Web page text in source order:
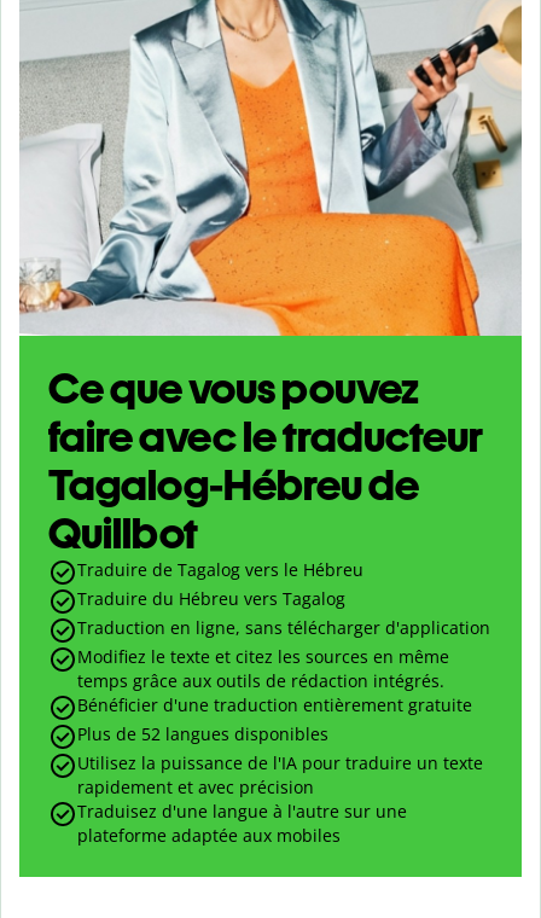
Ce que vous pouvez
faire avec le traducteur
Tagalog-Hébreu de
Quillbot
Traduire de Tagalog vers le Hébreu
Traduire du Hébreu vers Tagalog
Traduction en ligne, sans télécharger d'application
Modifiez le texte et citez les sources en même
temps grâce aux outils de rédaction intégrés.
Bénéficier d'une traduction entièrement gratuite
Plus de 52 langues disponibles
Utilisez la puissance de l'IA pour traduire un texte
rapidement et avec précision
Traduisez d'une langue à l'autre sur une
plateforme adaptée aux mobiles